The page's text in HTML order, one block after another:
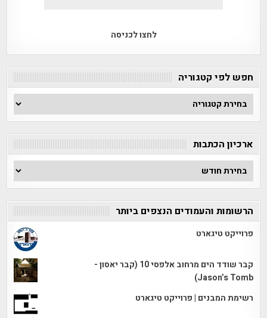
לחצו לכניסה
חפש לפי קטגוריה
חפש
לפי
קטגוריה
ארכיון הכתבות
ארכיון
הכתבות
הרשומות והעמודים הנצפים ביותר
פרוייקט טיגארט
קבר שודד הים מרחוב אלפסי 10 (קבר יאסון -
Jason’s Tomb)
רשימת המבנים | פרוייקט טיגארט